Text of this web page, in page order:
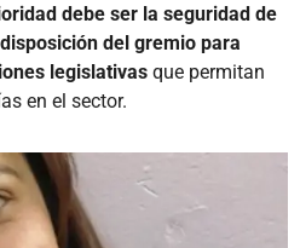
debe ser la seguridad de
del gremio para
legislativas que permitan
en el sector.